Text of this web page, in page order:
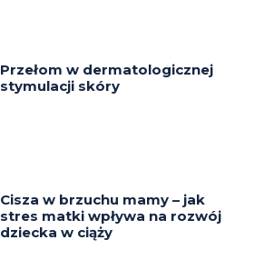
Przełom w dermatologicznej
stymulacji skóry
Cisza w brzuchu mamy – jak
stres matki wpływa na rozwój
dziecka w ciąży